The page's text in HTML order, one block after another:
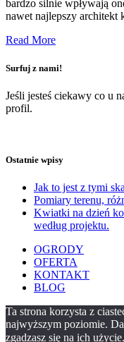
bardzo silnie wpływają
nawet najlepszy architekt
Read More
Surfuj z nami!
Jeśli jesteś ciekawy co u
profil.
Ostatnie wpisy
Jak to jest z tymi
Pomiary terenu,
Kwiatki na dzień
według projektu.
OGRODY
OFERTA
KONTAKT
BLOG
Ta strona korzysta z
najwyższym poziomie.
zgadzasz się na ich użycie.